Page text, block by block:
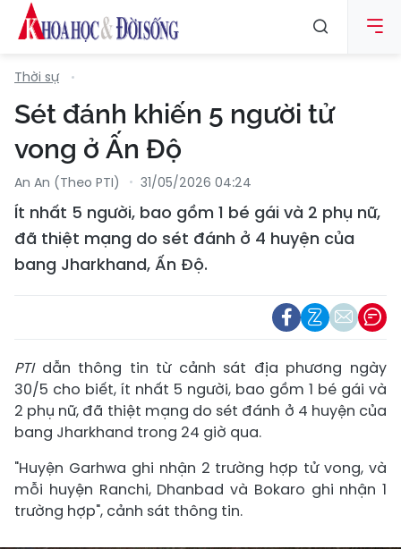
Thời sự
Sét đánh khiến 5 người tử
vong ở Ấn Độ
An An (Theo PTI) 31/05/2026 04:24
Ít nhất 5 người, bao gồm 1 bé gái và 2 phụ nữ,
đã thiệt mạng do sét đánh ở 4 huyện của
bang Jharkhand, Ấn Độ.
PTIdẫn thông tin từ cảnh sát địa phương ngày
30/5 cho biết, ít nhất 5 người, bao gồm 1 bé gái và
2 phụ nữ, đã thiệt mạng do sét đánh ở 4 huyện của
bang Jharkhand trong 24 giờ qua.
"Huyện Garhwa ghi nhận 2 trường hợp tử vong, và
mỗi huyện Ranchi, Dhanbad và Bokaro ghi nhận 1
trường hợp", cảnh sát thông tin.